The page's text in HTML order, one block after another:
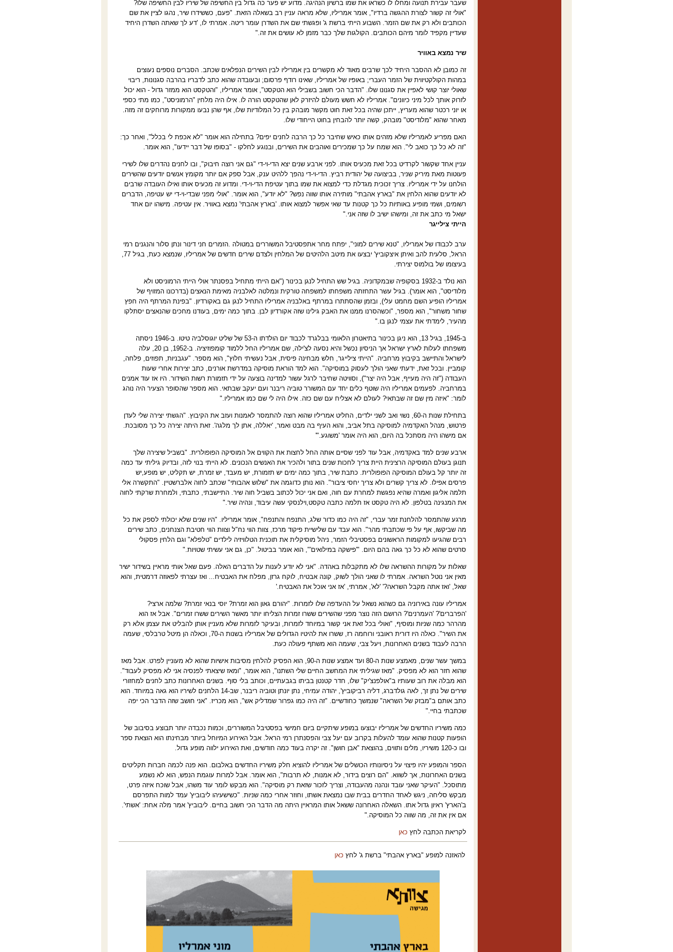
שעבר עבירת תנועה ומחלו לו כשראו את שמו ברשיון הנהיגה. מדוע יש פער כה גדול בין החשיפה של שיריו לבין החשיפה שלו?
"אולי זה קשור לצורת ההגשה ברדיו", אומר אמריליו, שלא מראה עניין רב בשאלה הזאת. "פעם, כששידרו שיר, נהגו לציין את שם
הכותבים ולא רק את שם הזמר. השבוע הייתי ברשת ג' ופגשתי שם את השדרן עומר ריטה. אמרתי לו, 'דע לך שאתה השדרן היחיד
שעדיין מקפיד לומר מיהם הכותבים. הקולגות שלך כבר מזמן לא עושים את זה".
שיר נמצא באוויר
זה כמובן לא ההסבר היחיד לכך שרבים מאוד לא מקשרים בין אמריליו לבין השירים הנפלאים שכתב. הסברים נוספים נעוצים
במהות הקולקטיווית של הזמר העברי; באופיו של אמריליו, שאינו רודף פרסום; ובעובדה שהוא כתב לדבריו בהרבה סגנונות, ריבוי
שאולי יוצר קושי לאפיין את סגנונו שלו. "הדבר הכי חשוב בשבילי הוא הטקסט", אומר אמריליו, "והטקסט הוא ממזר גדול - הוא יכול
לזרוק אותך לכל מיני כיוונים". אמריליו לא חשש מעולם להיזרק לאן שהטקסט הורה לו. אילו היה מלחין "הרמוניסט", כמו מתי כספי
או יוני רכטר שהוא מעריץ, ייתכן שהיה בכל זאת חוט מקשר מובהק בין כל המלודיות שלו, אף שהן נבעו ממקורות מרוחקים זה מזה.
מאחר שהוא "מלודיסט" מובהק, קשה יותר להבחין בחוט הייחודי שלו.
האם מפריע לאמריליו שלא מזהים אותו כאיש שחיבר כל כך הרבה לחנים יפים? בתחילה הוא אומר "לא אכפת לי בכלל", ואחר כך:
"זה לא כל כך כואב לי". הוא שמח על כך שמכירים ואוהבים את השירים, ובנוגע לחלקו - "בסופו של דבר יידעו", הוא אומר.
עניין אחד שקשור לקרדיט בכל זאת מכעיס אותו. לפני ארבע שנים יצא הדי-וי-די "גם אני רוצה חיבוק", ובו לחנים נהדרים שלו לשירי
פעוטות מאת מיריק שניר, בביצועה של יהודית רביץ. הדי-וי-די נהפך ללהיט ענק, אבל ספק אם יותר מקומץ אנשים יודעים שהשירים
הולחנו על ידי אמריליו. צריך זכוכית מגדלת כדי למצוא את שמו בתוך עטיפת הדי-וי-די. ומדוע זה מכעיס אותו ואילו העובדה שרבים
לא יודעים שהוא הלחין את "בארץ אהבתי" מותירה אותו שווה נפש? "לא יודע", הוא אומר. "אולי מפני שבדי-וי-די יש עטיפה, הדברים
רשומים, ושמי מופיע באותיות כל כך קטנות עד שאי אפשר למצוא אותו. 'בארץ אהבתי' נמצא באוויר. אין עטיפה. מישהו יום אחד
ישאל מי כתב את זה, ומישהו ישיב לו שזה אני".
הייתי צילייגר
ערב לכבודו של אמריליו, "טנא שירים למוני", יפתח מחר אתפסטיבל המשוררים במטולה .הזמרים חני דינור ונתן סלור והנגנים רמי
הראל, סלעית להב ואיתן איצקוביץ' יבצעו את מיטב הלהיטים של המלחין ולצדם שירים חדשים של אמריליו, שנמצא כעת, בגיל 77,
בעיצומו של בולמוס יצירתי.
הוא נולד ב-1932 בסקופיה שבמקדוניה. בגיל שש התחיל לנגן בכינור ("אם הייתי מתחיל בפסנתר אולי הייתי הרמוניסט ולא
מלודיסט", הוא אומר). בגיל עשר התחזתה משפחתו למשפחה טורקית ונמלטה לאלבניה מאימת הנאצים (בדרכונו המזויף של
אמריליו הופיע השם מחמט עלי), ובזמן שהסתתרו במרתף באלבניה אמריליו התחיל לנגן גם באקורדיון. "בפינת המרתף היה חפץ
שחור משחור", הוא מספר, "וכשהסרנו ממנו את האבק גילינו שזה אקורדיון לבן. בתוך כמה ימים, בעודנו מחכים שהנאצים יסתלקו
מהעיר, לימדתי את עצמי לנגן בו".
ב-1945, בגיל 13, הוא ניגן בכינור בתיאטרון הלאומי בבלגרד לכבוד יום הולדתו ה-53 של שליט יוגוסלביה טיטו. ב-1946 ניסתה
משפחתו לעלות לארץ ישראל אך הניסיון נכשל והיא נסעה לצ'ילה, שם אמריליו החל ללמוד קומפוזיציה. ב-1952, בן 20, עלה
לישראל והתיישב בקיבוץ מרחביה. "הייתי צילייגר, חלש מבחינה פיסית, אבל נעשיתי חלוץ", הוא מספר. "עגבניות, תפוזים, פלחה,
קומביין. ובכל זאת, ידעתי שאני הולך לעסוק במוסיקה". הוא למד הוראת מוסיקה במדרשת אורנים, כתב יצירות אחרי שעות
העבודה ("זה היה מעייף, אבל היה יצר"), וסוויטה שחיבר לרגל עשור למדינה בוצעה על ידי תזמורת רשות השידור. היו אז עוד אמנים
במרחביה. לפעמים אמריליו היה שוטף כלים יחד עם המשורר טוביה ריבנר ועם יעקב שבתאי. הוא מספר שהסופר הצעיר היה נוהג
לומר: "איזה מין שם זה שבתאי? לעולם לא אצליח עם שם כזה. אילו היה לי שם כמו אמריליו".
בתחילת שנות ה-60, נשוי ואב לשני ילדים, החליט אמריליו שהוא רוצה להתמסר לאמנות ועזב את הקיבוץ. "הגשתי יצירה שלי לעדן
פרטוש, מנהל האקדמיה למוסיקה בתל אביב, והוא העיף בה מבט ואמר, 'יאללה, אתן לך מלגה'. זאת היתה יצירה כל כך מסובכת.
אם מישהו היה מסתכל בה היום, הוא היה אומר 'משוגע'".
ארבע שנים למד באקדמיה, אבל עוד לפני שסיים אותה החל לחצות את הקווים אל המוסיקה הפופולרית. "בשביל שיצירה שלך
תנוגן בעולם המוסיקה הרצינית היית צריך לחכות שנים בתור ולהכיר את האנשים הנכונים. לא הייתי בנוי לזה, ובדיוק גיליתי עד כמה
זה יותר קל בעולם המוסיקה הפופולרית. כתבת שיר, בתוך כמה ימים יש תזמורת, יש מעבד, יש זמרת, יש תקליט, יש מופע,יש
פרסים אפילו. לא צריך קשרים ולא צריך יחסי ציבור". הוא נותן כדוגמה את "שלוש אהבותי" שכתב לחוה אלברשטיין. "התקשרה אלי
תלמה אליגון ואמרה שהיא נפגשת למחרת עם חוה, ואם אני יכול לכתוב בשביל חוה שיר. התיישבתי, כתבתי, ולמחרת שרקתי לחוה
את המנגינה בטלפון. לא היה טקסט אז תלמה כתבה טקסט,וילנסקי עשה עיבוד, ונהיה שיר".
מרגע שהתמסר להלחנת זמר עברי, "זה היה כמו כדור שלג, התנפח והתנפח", אומר אמריליו. "היו שנים שלא יכולתי לספק את כל
מה שביקשו, אף על פי שכתבתי מהר". הוא עבד עם שלישיית פיקוד מרכז, צוות הווי נח"ל וצוות הווי חטיבת הצנחנים, כתב שירים
רבים שהגיעו למקומות הראשונים בפסטיבלי הזמר, ניהל מוסיקלית את תוכנית הטלוויזיה לילדים "טלפלא" וגם הלחין פסקולי
סרטים שהוא לא כל כך גאה בהם היום. "'פישקה במילואים'", הוא אומר בביטול. "כן, גם אני עשיתי שטויות".
שאלות על מקורות ההשראה שלו לא מתקבלות באהדה. "אני לא יודע לענות על הדברים האלה. פעם שאל אותי מראיין בשידור ישיר
מאין אני נוטל השראה. אמרתי לו שאני הולך לשוק, קונה אבטיח, לוקח גרזן, מפלח את האבטיח... ואז עצרתי לפאוזה דרמטית, והוא
שאל, 'ואז אתה מקבל השראה?' 'לא', אמרתי, 'אז אני אוכל את האבטיח'.
אמריליו עונה באירוניה גם כשהוא נשאל על ההעדפה שלו לזמרות. "יהורם גאון הוא זמרת? יוסי בנאי זמרת? שלמה ארצי?
'הפרברים'? 'העמרנים'? הרושם הזה נוצר מפני שהשירים ששרו זמרות הצליחו יותר מאשר השירים ששרו זמרים". אבל אז הוא
מהרהר כמה שניות ומוסיף, "ואולי בכל זאת אני קשור במיוחד לזמרות, ובעיקר לזמרות שלא מעניין אותן להבליט את עצמן אלא רק
את השיר". כאלה היו דורית ראובני ורוחמה רז, ששרו את להיטיו הגדולים של אמריליו בשנות ה-70, וכאלה הן מיטל טרבלסי, שעמה
הרבה לעבוד בשנים האחרונות, ויעל צבי, שעמה הוא משתף פעולה כעת.
במשך עשר שנים, מאמצע שנות ה-80 ועד אמצע שנות ה-90, הוא הפסיק להלחין מסיבות אישיות שהוא לא מעוניין לפרט. אבל מאז
שהוא חזר הוא לא מפסיק. "מאז שגיליתי את המחשב החיים שלי השתנו", הוא אומר, "ומאז שיצאתי לפנסיה אני לא מפסיק לעבוד".
הוא מבלה את רוב שעותיו ב"אולפנצ'יק" שלו, חדר קטנטן בביתו בגבעתיים, וכותב בלי סוף. בשנים האחרונות כתב לחנים למחזורי
שירים של נתן זך, לאה גולדברג, דליה רביקוביץ', יהודה עמיחי, נתן יונתן וטוביה ריבנר, שב-14 הלחנים לשיריו הוא גאה במיוחד. הוא
כתב אותם ב"מבזק של השראה" שנמשך כחודשיים. "זה היה כמו גפרור שמדליק אש", הוא מכריז. "אני חושב שזה הדבר הכי יפה
שכתבתי בחיי".
כמה משיריו החדשים של אמריליו יבוצעו במופע שיתקיים ביום חמישי בפסטיבל המשוררים, וכמות נכבדה יותר תבוצע בסיבוב של
הופעות קטנות שהוא עומד להעלות בקרוב עם יעל צבי והפסנתרן רמי הראל. אבל האירוע המיוחל ביותר מבחינתו הוא הוצאת ספר
ובו כ-120 משיריו, מלים ותווים, בהוצאת "אבן חושן". זה יקרה בעוד כמה חודשים, ואת האירוע ילווה מופע גדול
.
הספר והמופע יהיו פיצוי על ניסיונותיו הכושלים של אמריליו להוציא חלק משיריו החדשים באלבום. הוא פנה לכמה חברות תקליטים
בשנים האחרונות, אך לשווא. "הם רוצים בידור, לא אמנות, לא תרבות", הוא אומר. אבל למרות עוגמת הנפש, הוא לא נשמע
מתוסכל. "העיקר שאני עובד ונהנה מהעבודה, וצריך לזכור שזאת רק מוסיקה". הוא מבקש לומר עוד משהו, אבל שוכח איזה פרט,
מבקש סליחה, ניגש לאחד החדרים בבית שבו נמצאת אשתו, וחוזר אחרי כמה שניות. "כשישעיהו ליבוביץ' עמד למות התפרסם
ב'הארץ' ראיון גדול אתו. השאלה האחרונה ששאל אותו המראיין היתה מה הדבר הכי חשוב בחיים. ליבוביץ' אמר מלה אחת: 'אשתי'.
אם אין את זה, מה שווה כל המוסיקה".
לקריאת הכתבה לחץ כאן
להאזנה למופע "בארץ אהבתי" ברשת ג' לחץ כאן